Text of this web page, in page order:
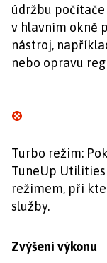
údržbu
v hlavním okně
nástroj,
nebo opravu
Turbo režim:
TuneUp
režimem, při
služby.
Zvýšení výkonu